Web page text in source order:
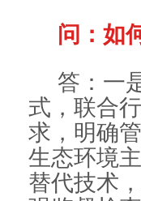
问：如
答：一
式，联合
求，明确
生态环境
替代技术